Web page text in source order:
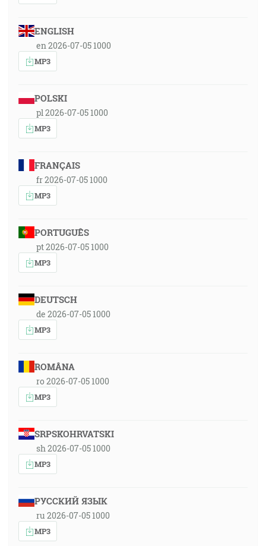
ENGLISH
en 2026-07-05 1000
MP3
POLSKI
pl 2026-07-05 1000
MP3
FRANÇAIS
fr 2026-07-05 1000
MP3
PORTUGUÊS
pt 2026-07-05 1000
MP3
DEUTSCH
de 2026-07-05 1000
MP3
ROMÂNA
ro 2026-07-05 1000
MP3
SRPSKOHRVATSKI
sh 2026-07-05 1000
MP3
РУССКИЙ ЯЗЫК
ru 2026-07-05 1000
MP3